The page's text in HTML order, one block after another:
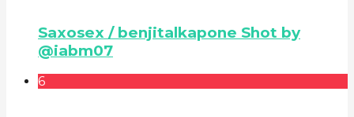
Saxosex / benjitalkapone Shot by
@iabm07
6